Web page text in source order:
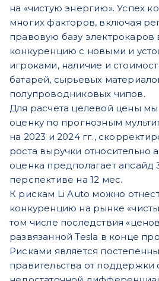
на «чистую энергию». Успех
многих факторов, включая
правовую базу электрокаров
конкуренцию с новыми и
игроками, наличие и
батарей, сырьевых
полупроводниковых чипов.
Для расчета целевой цены мы
оценку по прогнозным
на 2023 и 2024 гг.,
роста выручки относительно
оценка предполагает апсайд
перспективе на 12 мес.
К рискам Li Auto можно
конкуренцию на рынке
том числе последствия
развязанной Tesla в конце
Рисками является
правительства от поддержки